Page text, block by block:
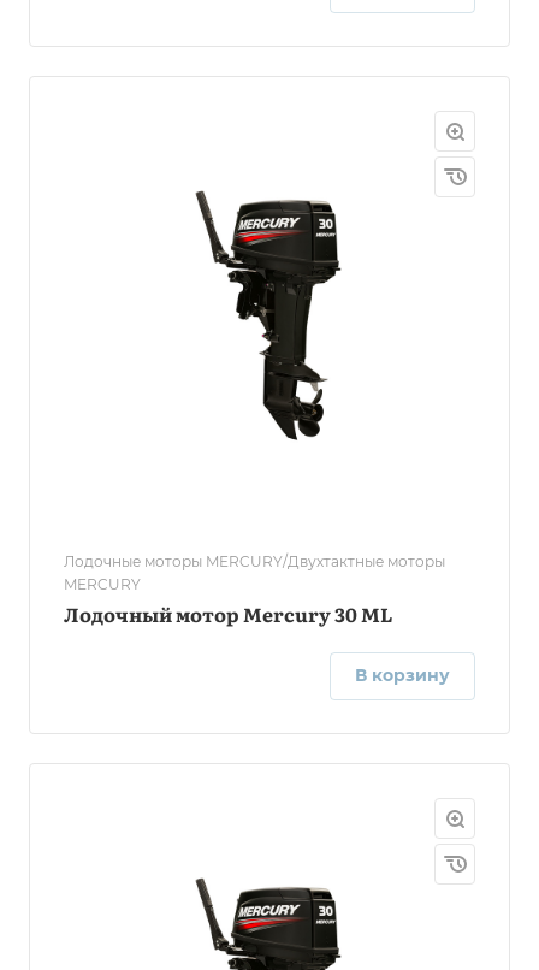
Лодочные моторы MERCURY/Двухтактные моторы
MERCURY
Лодочный мотор Mercury 30 ML
В корзину